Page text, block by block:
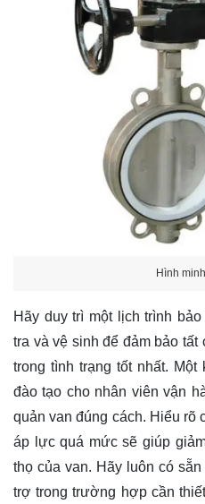
Hình
Hãy duy trì một lịch trình
tra và vệ sinh để đảm bảo
trong tình trạng tốt nhất.
đào tạo cho nhân viên vận
quản van đúng cách. Hiểu rõ
áp lực quá mức sẽ giúp
thọ của van. Hãy luôn có
trợ trong trường hợp cần